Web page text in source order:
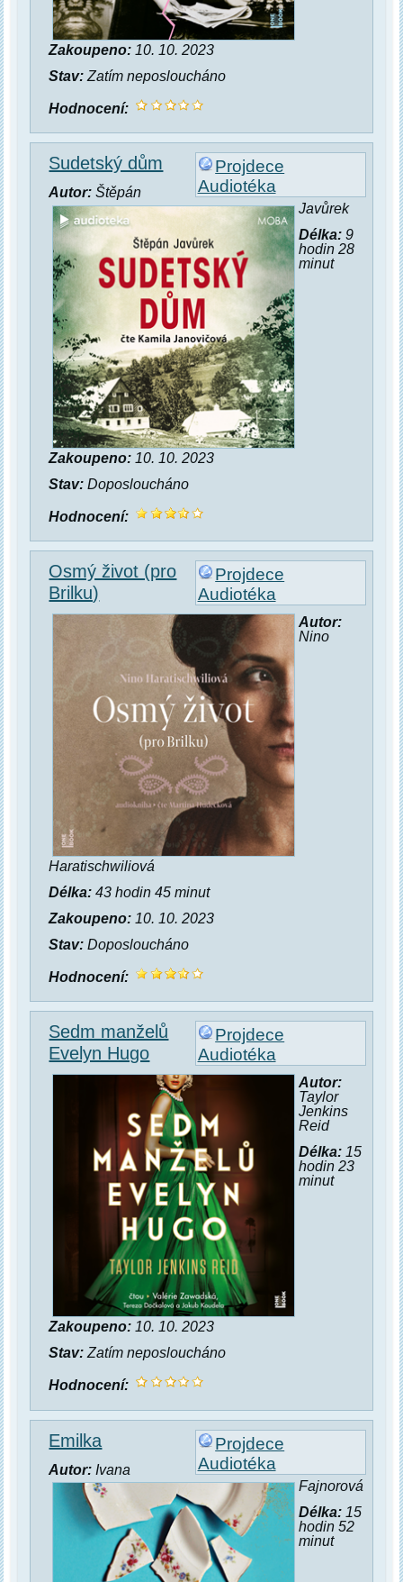
Zakoupeno: 10. 10. 2023
Stav: Zatím neposloucháno
Hodnocení:
Projdece
Audiotéka
Sudetský dům
Autor: Štěpán
Javůrek
Délka:9
hodin 28
minut
Zakoupeno: 10. 10. 2023
Stav: Doposloucháno
Hodnocení:
Projdece
Audiotéka
Osmý život (pro
Brilku)
Autor:
Nino
Haratischwiliová
Délka: 43 hodin 45 minut
Zakoupeno: 10. 10. 2023
Stav: Doposloucháno
Hodnocení:
Projdece
Audiotéka
Sedm manželů
Evelyn Hugo
Autor:
Taylor
Jenkins
Reid
Délka:15
hodin 23
minut
Zakoupeno: 10. 10. 2023
Stav:Zatím neposloucháno
Hodnocení:
Projdece
Audiotéka
Emilka
Autor: Ivana
Fajnorová
Délka:15
hodin 52
minut